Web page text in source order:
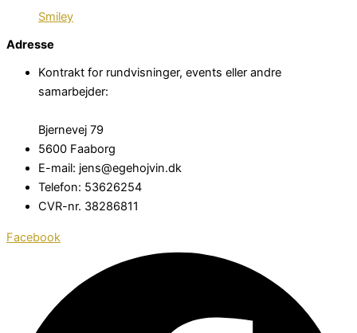
Smiley
Adresse
Kontrakt for rundvisninger, events eller andre
samarbejder:
Bjernevej 79
5600 Faaborg
E-mail: jens@egehojvin.dk
Telefon: 53626254
CVR-nr. 38286811
Facebook